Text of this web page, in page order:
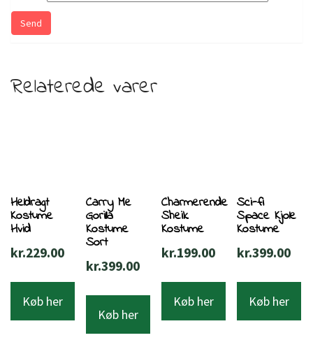
Relaterede varer
Heldragt
Kostume
Hvid
kr.229.00
Køb her
Carry Me
Gorilla
Kostume
Sort
kr.399.00
Køb her
Charmerende
Sheik
Kostume
kr.199.00
Køb her
Sci-fi
Space Kjole
Kostume
kr.399.00
Køb her